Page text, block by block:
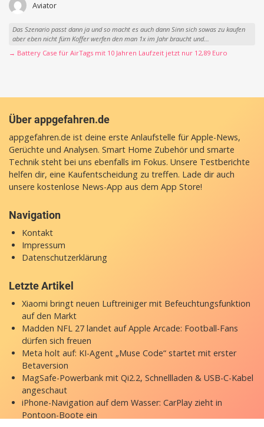
Aviator
Das Szenario passt dann ja und so macht es auch dann Sinn sich sowas zu kaufen
aber eben nicht fürn Koffer werfen den man 1x im Jahr braucht und...
→ Battery Case für AirTags mit 10 Jahren Laufzeit jetzt nur 12,89 Euro
Über appgefahren.de
appgefahren.de ist deine erste Anlaufstelle für Apple-News,
Gerüchte und Analysen. Smart Home Zubehör und smarte
Technik steht bei uns ebenfalls im Fokus. Unsere Testberichte
helfen dir, eine Kaufentscheidung zu treffen. Lade dir auch
unsere kostenlose News-App aus dem App Store!
Navigation
Kontakt
Impressum
Datenschutzerklärung
Letzte Artikel
Xiaomi bringt neuen Luftreiniger mit Befeuchtungsfunktion
auf den Markt
Madden NFL 27 landet auf Apple Arcade: Football-Fans
dürfen sich freuen
Meta holt auf: KI-Agent „Muse Code“ startet mit erster
Betaversion
MagSafe-Powerbank mit Qi2.2, Schnellladen & USB-C-Kabel
angeschaut
iPhone-Navigation auf dem Wasser: CarPlay zieht in
Pontoon-Boote ein